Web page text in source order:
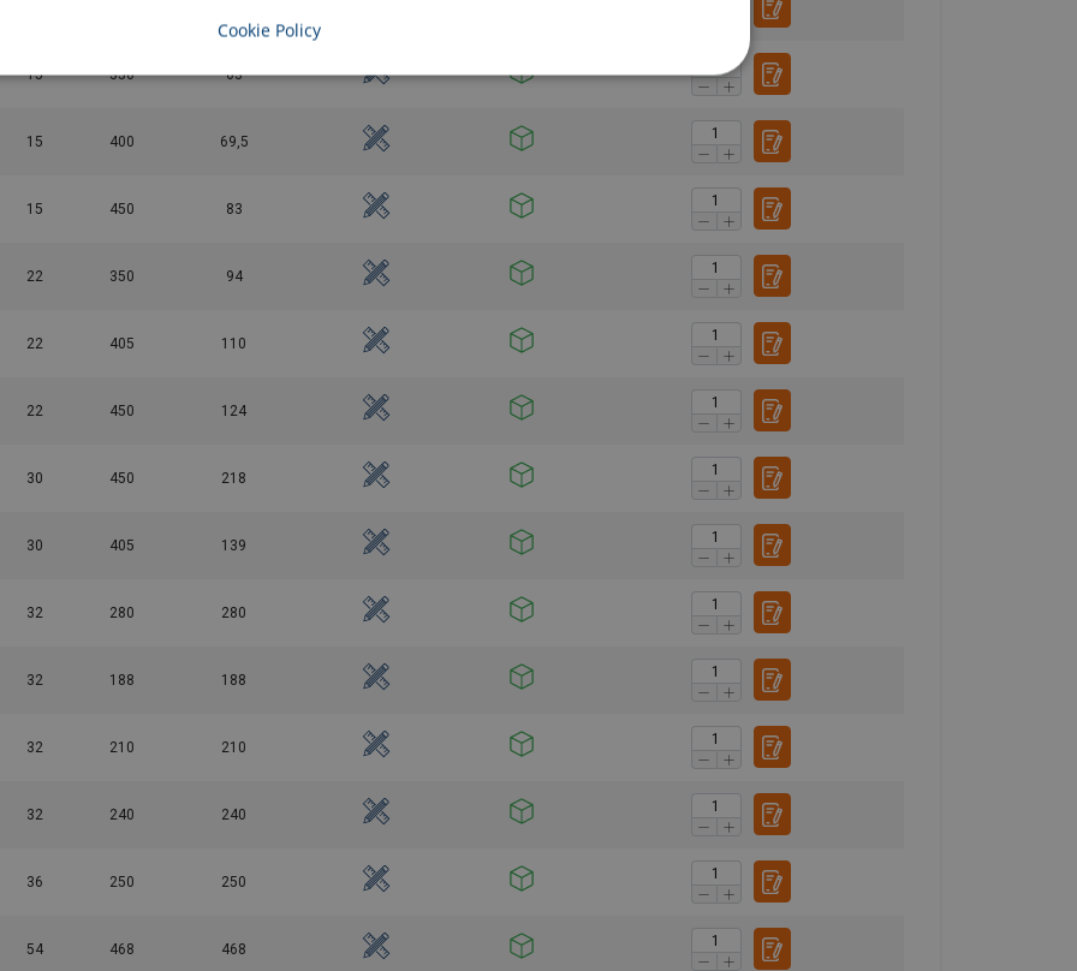
15 350 63
15 400 69,5
15 450 83
22 350 94
22 405 110
22 450 124
30 450 218
30 405 139
32 280 280
32 188 188
32 210 210
32 240 240
36 250 250
54 468 468
Cookie Policy